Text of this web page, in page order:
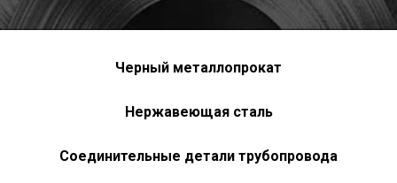
Черный металлопрокат
Нержавеющая сталь
Соединительные детали трубопровода